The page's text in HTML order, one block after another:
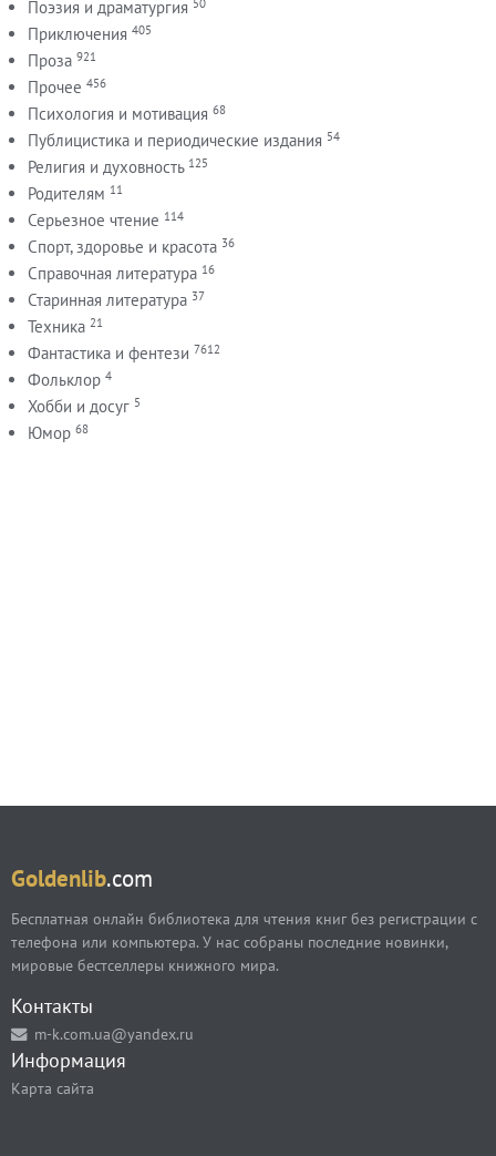
Поэзия и драматургия
Приключения 405
Проза 921
Прочее 456
Психология и мотивация 68
Публицистика и периодические издания 54
Религия и духовность 125
Родителям 11
Серьезное чтение 114
Спорт, здоровье и красота 36
Справочная литература 16
Старинная литература 37
Техника 21
Фантастика и фентези 7612
Фольклор 4
Хобби и досуг 5
Юмор 68
Goldenlib.com
Бесплатная онлайн библиотека для чтения книг без регистрации с
телефона или компьютера. У нас собраны последние новинки,
мировые бестселлеры книжного мира.
Контакты
m-k.com.ua@yandex.ru
Информация
Карта сайта